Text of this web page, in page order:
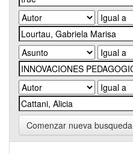
Comenzar nueva busqueda